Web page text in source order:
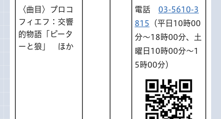
〈曲目〉プロコ
フィエフ：交響
的物語「ピータ
ーと狼」 ほか
電話 03-5610-3
815 （平日10時00
分～18時00分、土
曜日10時00分～1
5時00分）